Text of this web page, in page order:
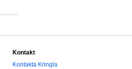
Kontakt
Kontakta Kringla